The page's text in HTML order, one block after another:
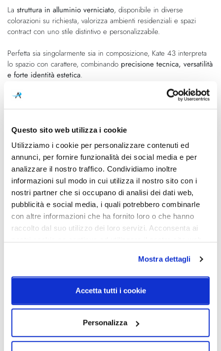
Questo sito web utilizza i cookie
Utilizziamo i cookie per personalizzare contenuti ed
annunci, per fornire funzionalità dei social media e per
analizzare il nostro traffico. Condividiamo inoltre
informazioni sul modo in cui utilizza il nostro sito con i
nostri partner che si occupano di analisi dei dati web,
pubblicità e social media, i quali potrebbero combinarle
con altre informazioni che ha fornito loro o che hanno
raccolto dal suo utilizzo dei loro servizi. Acconsenta ai
Mostra dettagli
Accetta tutti i cookie
Personalizza
La struttura in alluminio verniciato, disponibile in diverse
colorazioni su richiesta, valorizza ambienti residenziali e spazi
contract con uno stile distintivo e personalizzabile.
Perfetta sia singolarmente sia in composizione, Kate 43 interpreta
lo spazio con carattere, combinando precisione tecnica, versatilità
e forte identità estetica.
SI PREGA DI INDICARE IL COLORE DESIDERATO DEL ROSONE
NEI COMMENTI DELL'ORDINE:scegliere tra BIANCO o FOGLIA
Caratteristiche
Cod.Art.
510412-60230
Designer
Francesco Smiraglia, 2026
Colore led
3000K
Dimensioni
Ø430mm - H. 80mm
LED 1x24.5W - 2520lm -
CRI>90
Dimmerazione
Taglio di fase
Classe energetica
A++
IP
20